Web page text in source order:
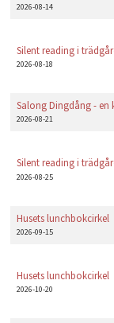
2026-08-14
Silent reading i
2026-08-18
Salong Dingdång - en
2026-08-21
Silent reading i
2026-08-25
Husets lunchbokcirkel
2026-09-15
Husets lunchbokcirkel
2026-10-20